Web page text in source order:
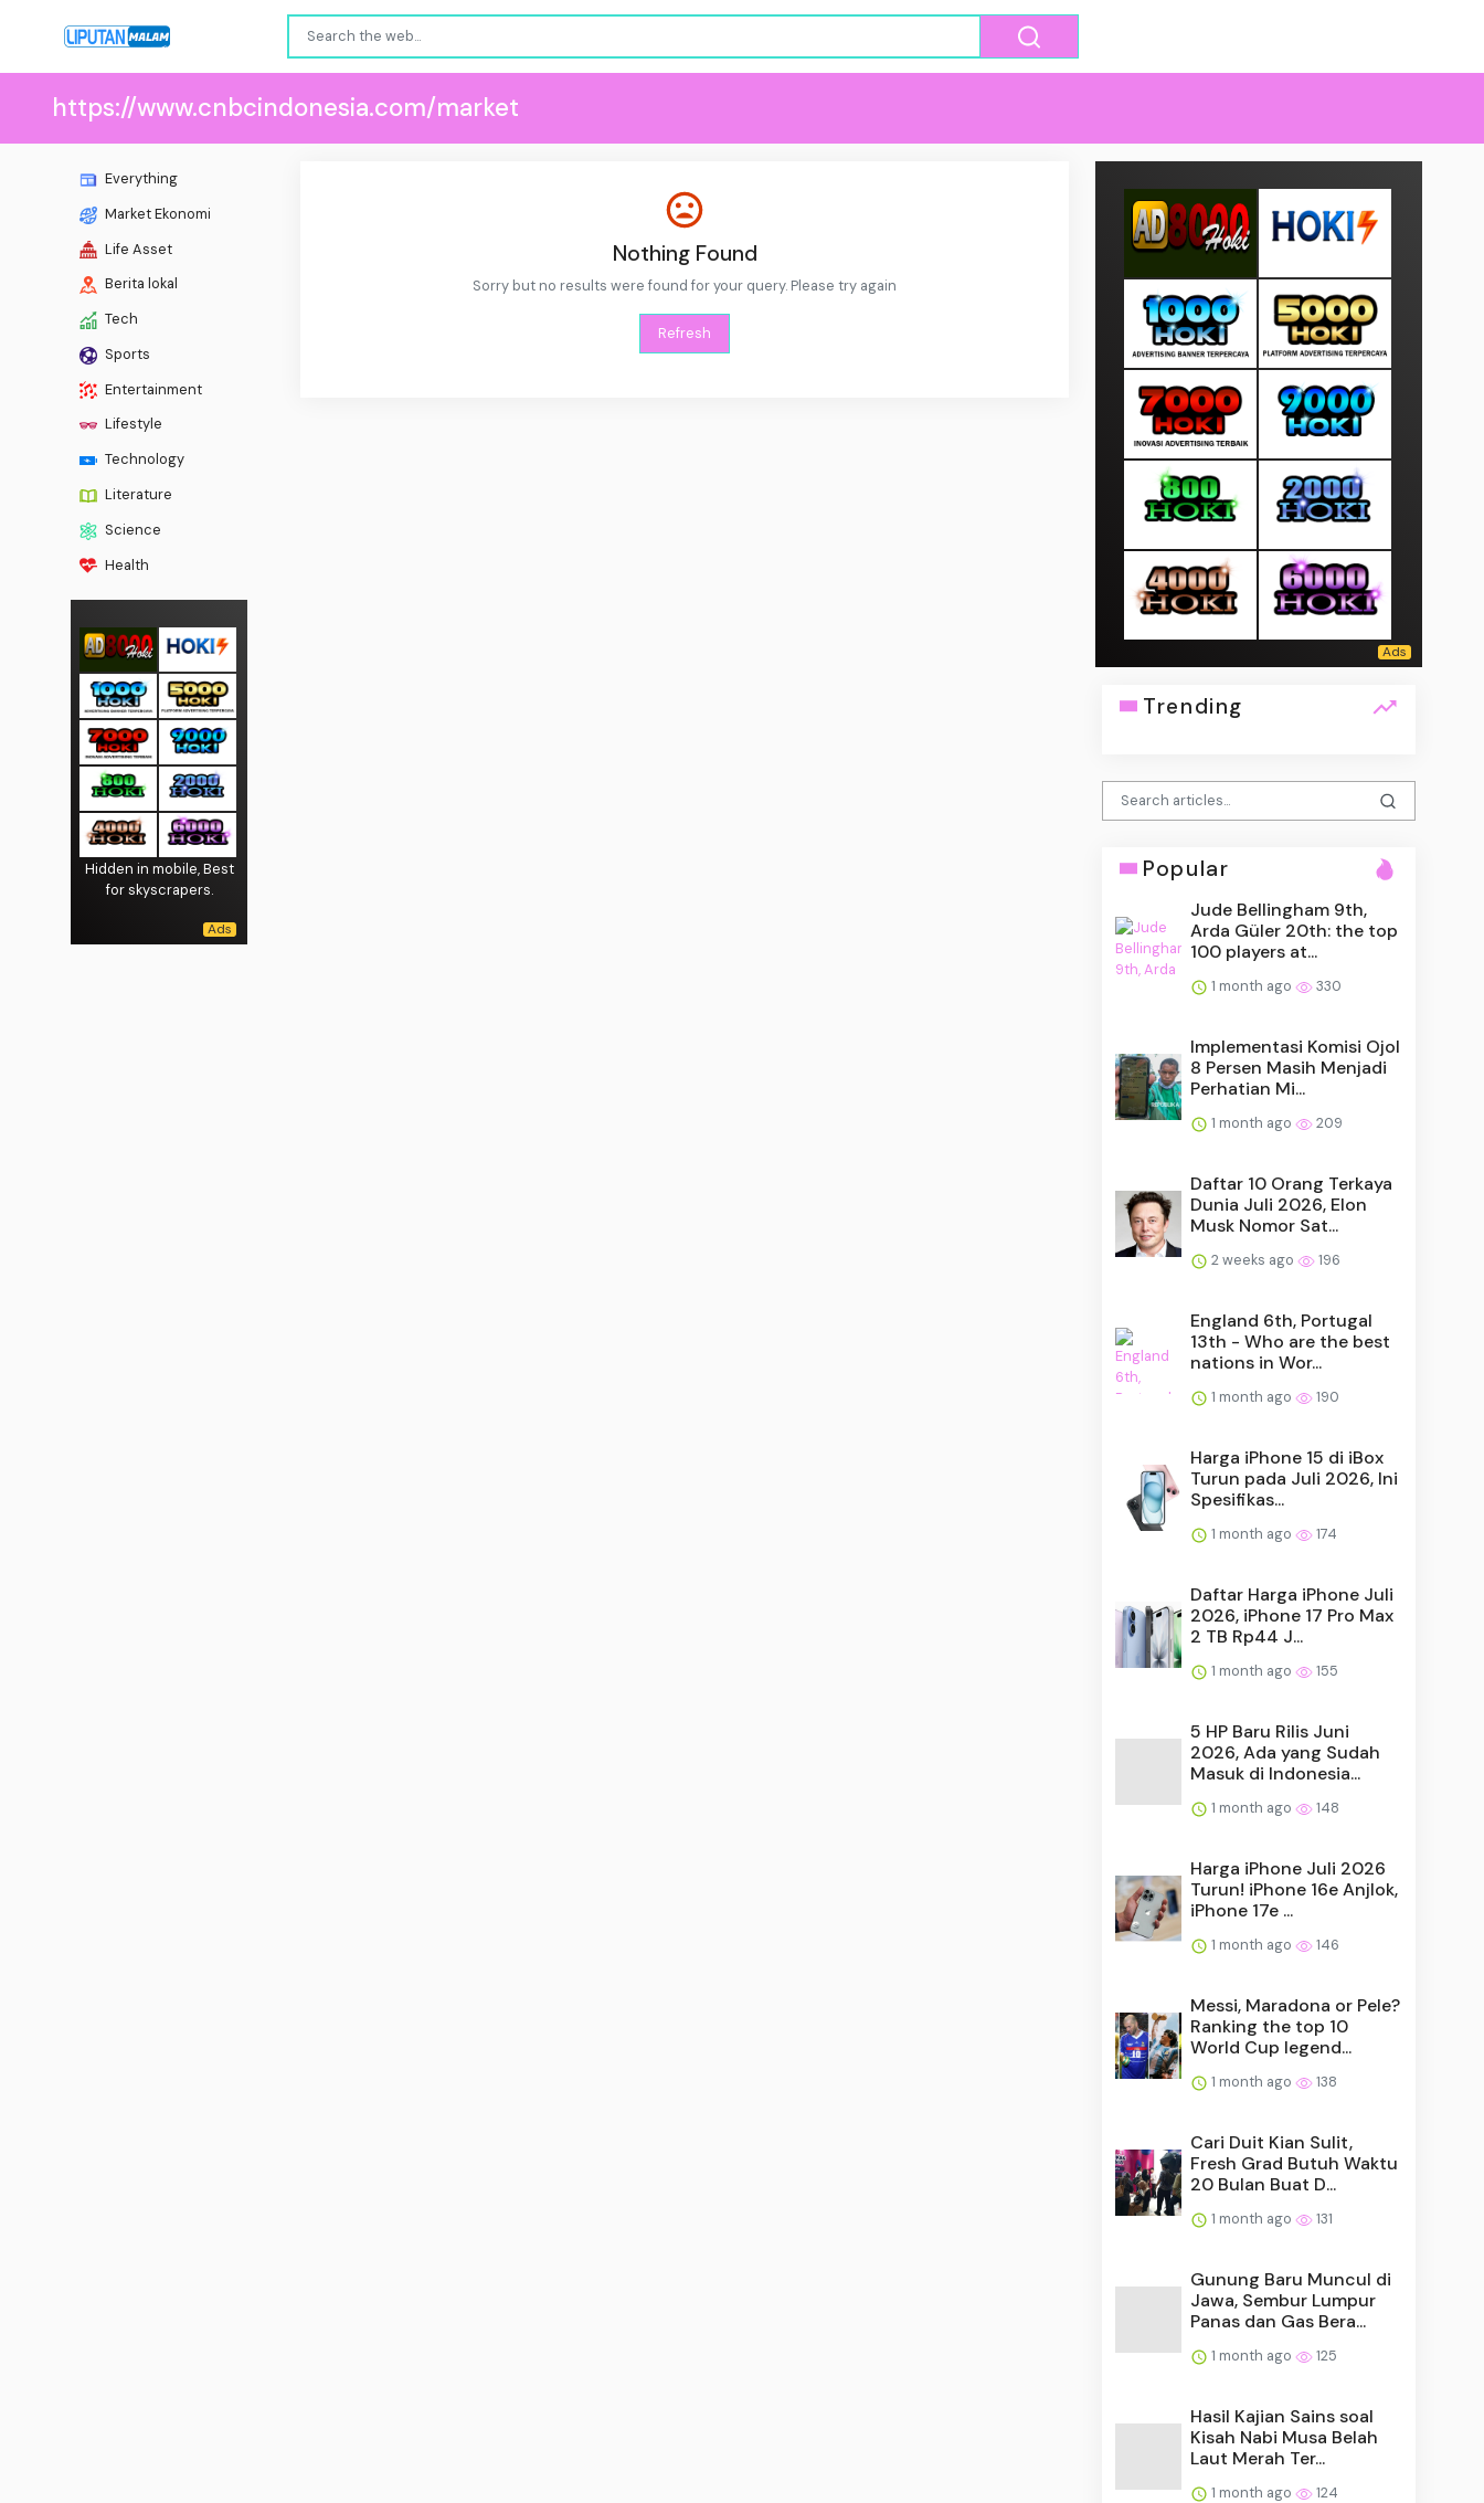
https://www.cnbcindonesia.com/market
Everything
Market Ekonomi
Life Asset
Berita lokal
Tech
Sports
Entertainment
Lifestyle
Technology
Literature
Science
Health
Hidden in mobile, Best
for skyscrapers.
Nothing Found
Sorry but no results were found for your query. Please try again
Refresh
Trending
Popular
Jude Bellingham 9th,
Arda Güler 20th: the top
100 players at...
1 month ago 330
Implementasi Komisi Ojol
8 Persen Masih Menjadi
Perhatian Mi...
1 month ago 209
Daftar 10 Orang Terkaya
Dunia Juli 2026, Elon
Musk Nomor Sat...
2 weeks ago 196
England 6th, Portugal
13th - Who are the best
nations in Wor...
1 month ago 190
Harga iPhone 15 di iBox
Turun pada Juli 2026, Ini
Spesifikas...
1 month ago 174
Daftar Harga iPhone Juli
2026, iPhone 17 Pro Max
2 TB Rp44 J...
1 month ago 155
5 HP Baru Rilis Juni
2026, Ada yang Sudah
Masuk di Indonesia...
1 month ago 148
Harga iPhone Juli 2026
Turun! iPhone 16e Anjlok,
iPhone 17e ...
1 month ago 146
Messi, Maradona or Pele?
Ranking the top 10
World Cup legend...
1 month ago 138
Cari Duit Kian Sulit,
Fresh Grad Butuh Waktu
20 Bulan Buat D...
1 month ago 131
Gunung Baru Muncul di
Jawa, Sembur Lumpur
Panas dan Gas Bera...
1 month ago 125
Hasil Kajian Sains soal
Kisah Nabi Musa Belah
Laut Merah Ter...
1 month ago 124